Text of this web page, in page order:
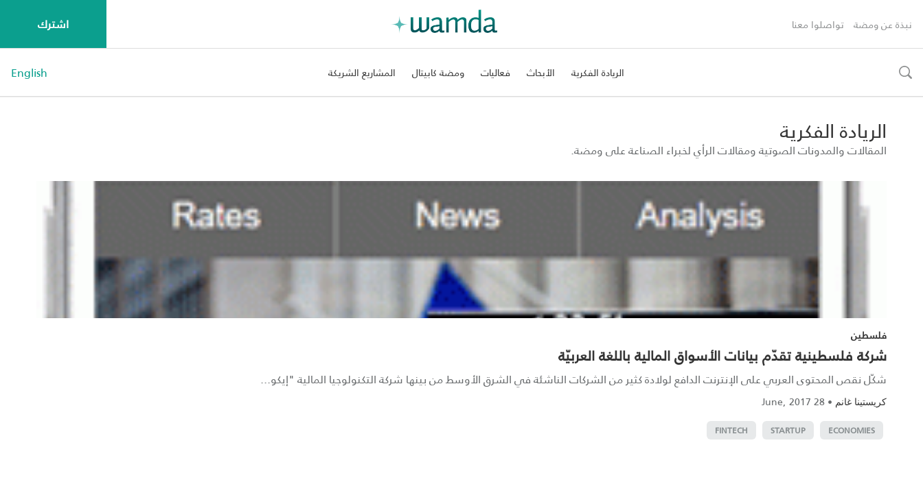
نبذة عن ومضة تواصلوا معنا اشترك
toggle
الريادة الفكرية الأبحاث فعاليات ومضة كابيتال المشاريع الشريكة English
الريادة الفكرية
المقالات والمدونات الصوتية ومقالات الرأي لخبراء الصناعة على ومضة.
فلسطين
شركة فلسطينية تقدّم بيانات الأسواق المالية باللغة العربيّة
شكّل نقص المحتوى العربي على الإنترنت الدافع لولادة كثير من الشركات الناشئة في الشرق الأوسط من بينها شركة التكنولوجيا المالية "إيكو...
كريستينا غانم •
28 June, 2017
ECONOMIES
STARTUP
FINTECH